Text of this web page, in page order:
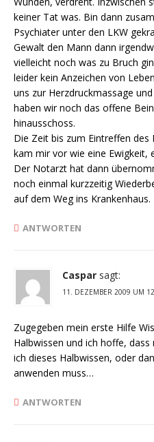
keiner Tat was. Bin dann
Psychiater unter den LKW
Gewalt den Mann dann
vielleicht noch was zu Bruch
leider kein Anzeichen von
uns zur Herzdruckmassage
haben wir noch das offene
hinausschoss.
Die Zeit bis zum Eintreffen
kam mir vor wie eine Ewigkeit,
Der Notarzt hat dann
noch einmal kurzzeitig
auf dem Weg ins Krankenhaus.
ANTWORTEN
Caspar sagt:
11. DEZEMBER 2009 UM
Zugegeben mein erste Hilfe
Halbwissen und ich hoffe,
ich dieses Halbwissen, oder
anwenden muss…
ANTWORTEN